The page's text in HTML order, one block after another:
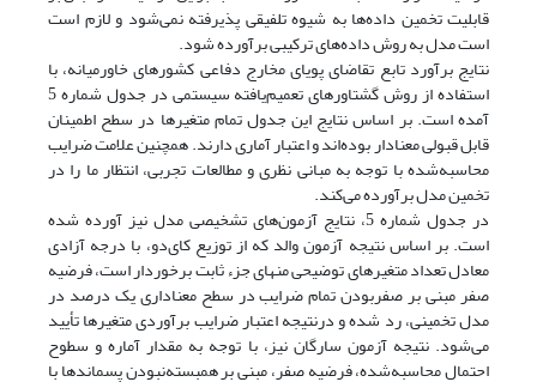
قابلیت تخمین داده‌ها به ‌شیوه تلفیقی پذیرفته نمی‌شود و لازم است
است مدل به ‌روش داده‌های ترکیبی برآورده شود.
نتایج برآورد تابع تقاضای پویای مخارج دفاعی کشورهای خاورمیانه، با
استفاده از روش گشتاورهای تعمیم‌یافته سیستمی در جدول شماره 5
آمده است. بر اساس نتایج این جدول تمام متغیرها در سطح اطمینان
قابل قبولی معنادار بوده‌اند و اعتبار آماری دارند. همچنین علامت ضرایب
محاسبه‌شده با توجه به مبانی نظری و مطالعات تجربی، انتظار ما را در
تخمین مدل برآورده می‌کند.
در جدول شماره 5، نتایج آزمون‌های تشخیصی مدل نیز آورده شده
است. بر اساس نتیجه آزمون والد که از توزیع کای‌دو، با درجه آزادی
معادل تعداد متغیرهای توضیحی منهای جزء ثابت برخوردار است، فرضیه
صفر مبنی بر صفر‌بودن تمام ضرایب در سطح معناداری یک درصد در
مدل تخمینی، رد شده و درنتیجه اعتبار ضرایب برآوردی متغیرها تأیید
می‌شود. نتیجه آزمون‌ سارگان نیز، با توجه به مقدار آماره و سطوح
احتمال محاسبه‌شده، فرضیه صفر، مبنی بر همبسته‌نبودن پسماندها با